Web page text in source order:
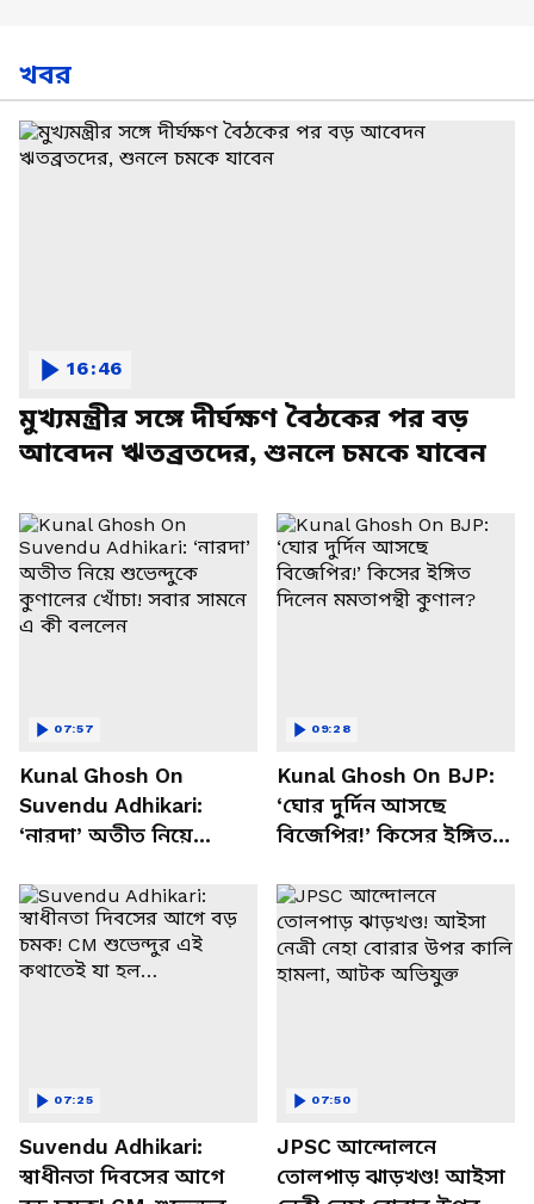
খবর
মুখ্যমন্ত্রীর সঙ্গে দীর্ঘক্ষণ বৈঠকের পর বড়
আবেদন ঋতব্রতদের, শুনলে চমকে যাবেন
16:46
Kunal Ghosh On
Suvendu Adhikari:
‘নারদা’ অতীত নিয়ে
সবার সামনে এ কী বললেন
07:57
Kunal Ghosh On BJP:
‘ঘোর দুর্দিন আসছে
বিজেপির!’ কিসের ইঙ্গিত
09:28
Suvendu Adhikari:
স্বাধীনতা দিবসের আগে
07:25
JPSC আন্দোলনে
তোলপাড় ঝাড়খণ্ড! আইসা
07:50